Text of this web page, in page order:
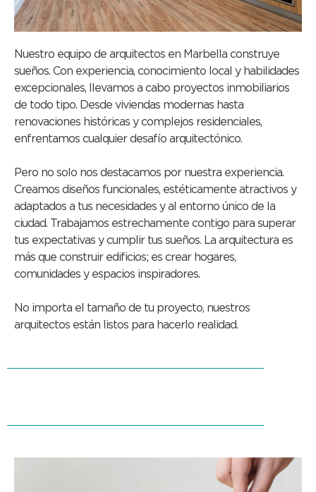
Nuestro equipo de arquitectos en Marbella construye
sueños. Con experiencia, conocimiento local y habilidades
excepcionales, llevamos a cabo proyectos inmobiliarios
de todo tipo. Desde viviendas modernas hasta
renovaciones históricas y complejos residenciales,
enfrentamos cualquier desafío arquitectónico.
Pero no solo nos destacamos por nuestra experiencia.
Creamos diseños funcionales, estéticamente atractivos y
adaptados a tus necesidades y al entorno único de la
ciudad. Trabajamos estrechamente contigo para superar
tus expectativas y cumplir tus sueños. La arquitectura es
más que construir edificios; es crear hogares,
comunidades y espacios inspiradores.
No importa el tamaño de tu proyecto, nuestros
arquitectos están listos para hacerlo realidad.